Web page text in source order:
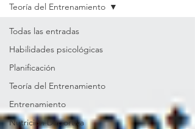
Todas las entradas
Habilidades psicológicas
Planificación
Teoría del Entrenamiento
Entrenamiento
Nutrición Deportiva
Teoría del Entrenamiento